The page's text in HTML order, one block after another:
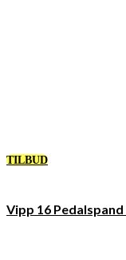
TILBUD
Vipp 16 Pedalspand